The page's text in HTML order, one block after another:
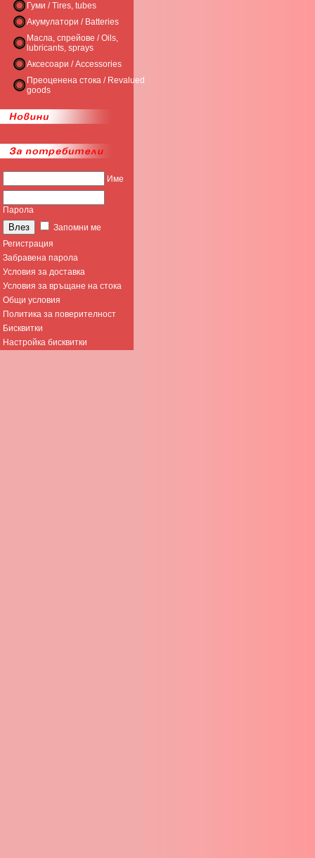
Гуми / Tires, tubes
Акумулатори / Batteries
Масла, спрейове / Oils,
lubricants, sprays
Аксесоари / Accessories
Преоценена стока / Revalued
goods
Име
Парола
Запомни ме
Регистрация
Забравена парола
Условия за доставка
Условия за връщане на стока
Общи условия
Политика за поверителност
Бисквитки
Настройка бисквитки